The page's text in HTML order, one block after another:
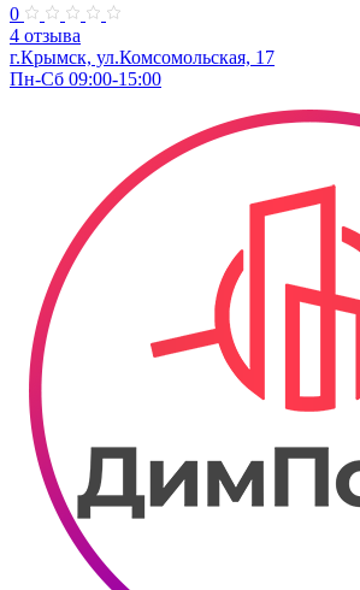
0
4 отзыва
г.Крымск, ул.Комсомольская, 17
Пн-Сб 09:00-15:00